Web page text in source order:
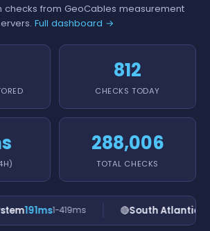
checks from GeoCables measurement
Full dashboard →
812
CHECKS TODAY
288,006
TOTAL CHECKS
191ms1-419ms 🔴South Atlantic